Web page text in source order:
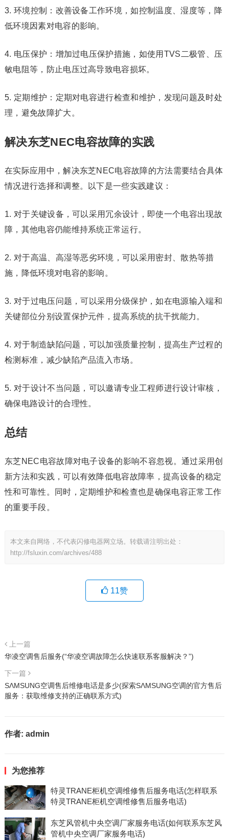
3. 环境控制：改善设备工作环境，如控制温度、湿度等，降
低环境因素对电容的影响。
4. 电压保护：增加过电压保护措施，如使用TVS二极管、压
敏电阻等，防止电压过高导致电容损坏。
5. 定期维护：定期对电容进行检查和维护，发现问题及时处
理，避免故障扩大。
解决东芝NEC电容故障的实践
在实际应用中，解决东芝NEC电容故障的方法需要结合具体
情况进行选择和调整。以下是一些实践建议：
1. 对于关键设备，可以采用冗余设计，即使一个电容出现故
障，其他电容仍能维持系统正常运行。
2. 对于高温、高湿等恶劣环境，可以采用密封、散热等措
施，降低环境对电容的影响。
3. 对于过电压问题，可以采用分级保护，如在电源输入端和
关键部位分别设置保护元件，提高系统的抗干扰能力。
4. 对于制造缺陷问题，可以加强质量控制，提高生产过程的
检测标准，减少缺陷产品流入市场。
5. 对于设计不当问题，可以邀请专业工程师进行设计审核，
确保电路设计的合理性。
总结
东芝NEC电容故障对电子设备的影响不容忽视。通过采用创
新方法和实践，可以有效降低电容故障率，提高设备的稳定
性和可靠性。同时，定期维护和检查也是确保电容正常工作
的重要手段。
本文来自网络，不代表闪修电器网立场。转载请注明出处：
http://fsluxin.com/archives/488
11赞
上一篇
华凌空调售后服务(“华凌空调故障怎么快速联系客服解决？”)
下一篇
SΛMSUNG空调售后维修电话是多少(探索SΛMSUNG空调的官方售后
服务：获取维修支持的正确联系方式)
作者: admin
为您推荐
特灵TRANE柜机空调维修售后服务电话(怎样联系
特灵TRANE柜机空调维修售后服务电话)
东芝风管机中央空调厂家服务电话(如何联系东芝风
管机中央空调厂家服务电话)